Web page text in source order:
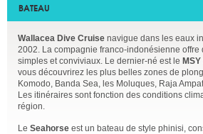
BATEAU
Wallacea Dive Cruise navigue dans les eaux
2002. La compagnie franco-indonésienne offre
simples et conviviaux. Le dernier-né est le
vous découvrirez les plus belles zones de
Komodo, Banda Sea, les Moluques, Raja
Les itinéraires sont fonction des conditions
région.
Le Seahorse est un bateau de style phinisi,